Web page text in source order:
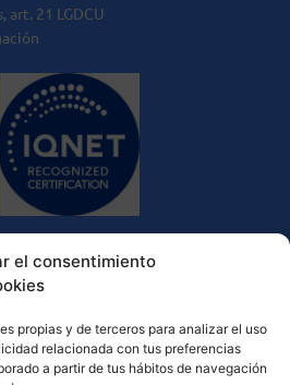
el consentimiento
propias y de terceros para analizar el uso
relacionada con tus preferencias
a partir de tus hábitos de navegación
21 LGDCU